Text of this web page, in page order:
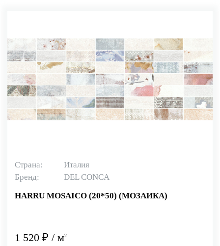
Страна:
Италия
Бренд:
DEL CONCA
HARRU MOSAICO (20*50) (МОЗАИКА)
1 520 ₽ / м2